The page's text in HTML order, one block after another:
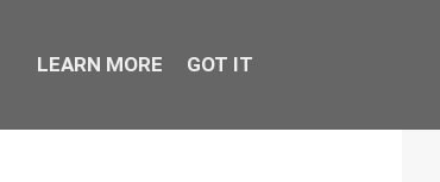
LEARN MORE GOT IT